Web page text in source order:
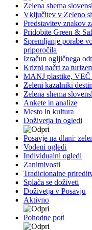
Zelena shema
Vključitev v Zeleno
Predstavitev znakov
Pridobite Green &
Spremljanje porabe
priporočila
Izračun ogljičnega
Krizni načrt za
MANJ plastike, VEČ
Zeleni kazalniki
Zelena shema
Ankete in analize
Mesto in kultura
Doživetja in ogledi
Posavje na dlani:
Vodeni ogledi
Individualni ogledi
Zanimivosti
Tradicionalne
Splača se doživeti
Doživetja v Posavju
Aktivno
Pohodne poti